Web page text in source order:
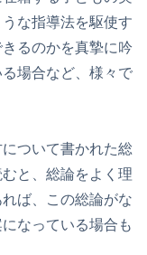
な指導法を駆使す
るのかを真摯に吟
場合など、様々で
ついて書かれた総
と、総論をよく理
ば、この総論がな
なっている場合も